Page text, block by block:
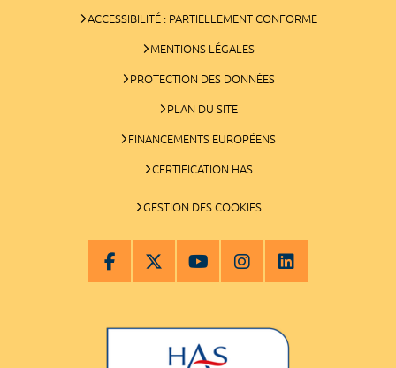
ACCESSIBILITÉ : PARTIELLEMENT CONFORME
MENTIONS LÉGALES
PROTECTION DES DONNÉES
PLAN DU SITE
FINANCEMENTS EUROPÉENS
CERTIFICATION HAS
GESTION DES COOKIES